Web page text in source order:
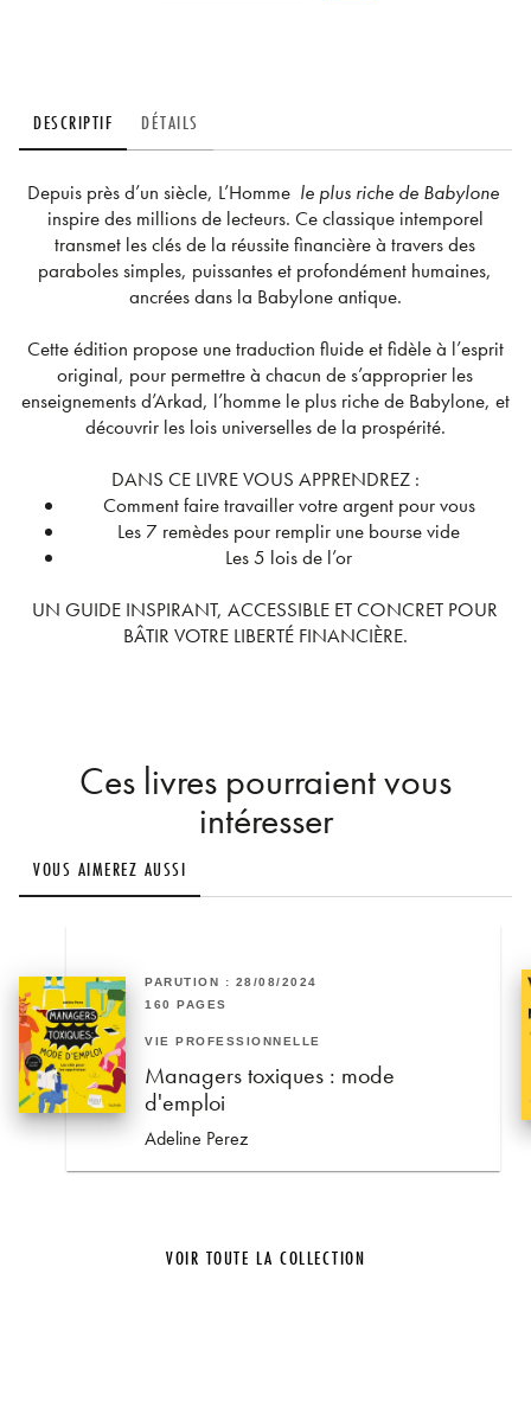
DESCRIPTIF DÉTAILS
Depuis près d’un siècle, L’Hommele plus riche de Babylone
inspire des millions de lecteurs. Ce classique intemporel
transmet les clés de la réussite financière à travers des
paraboles simples, puissantes et profondément humaines,
ancrées dans la Babylone antique.
Cette édition propose une traduction fluide et fidèle à l’esprit
original, pour permettre à chacun de s’approprier les
enseignements d’Arkad, l’homme le plus riche de Babylone, et
découvrir les lois universelles de la prospérité.
DANS CE LIVRE VOUS APPRENDREZ :
Comment faire travailler votre argent pour vous
Les 7 remèdes pour remplir une bourse vide
Les 5 lois de l’or
UN GUIDE INSPIRANT, ACCESSIBLE ET CONCRET POUR
BÂTIR VOTRE LIBERTÉ FINANCIÈRE.
Ces livres pourraient vous
intéresser
VOUS AIMEREZ AUSSI
PARUTION : 28/08/2024
160 PAGES
VIE PROFESSIONNELLE
Managers toxiques : mode
d'emploi
Adeline Perez
VOIR TOUTE LA COLLECTION